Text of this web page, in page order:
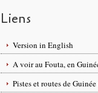
Liens
Version in English
A voir au Fouta, en
Pistes et routes de